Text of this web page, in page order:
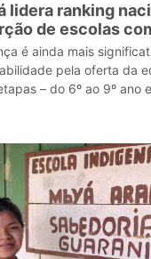
lidera ranking
de escolas
é ainda mais
pela oferta da
– do 6º ao 9º ano